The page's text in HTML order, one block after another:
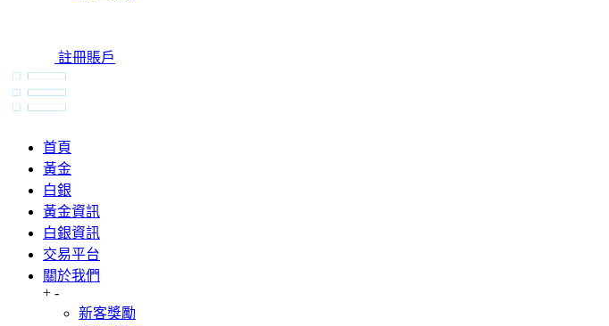
註冊賬戶
首頁
黃金
白銀
黃金資訊
白銀資訊
交易平台
關於我們
+ -
新客獎勵